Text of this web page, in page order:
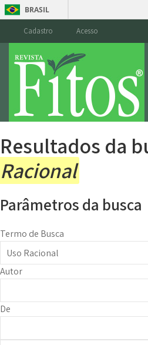
BRASIL
Cadastro Acesso
Resultados da
Racional
Parâmetros da busca
Termo de Busca
Autor
De